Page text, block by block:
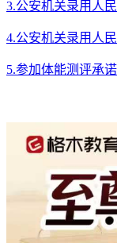
3.公安机关录用人
4.公安机关录用人
5.参加体能测评承